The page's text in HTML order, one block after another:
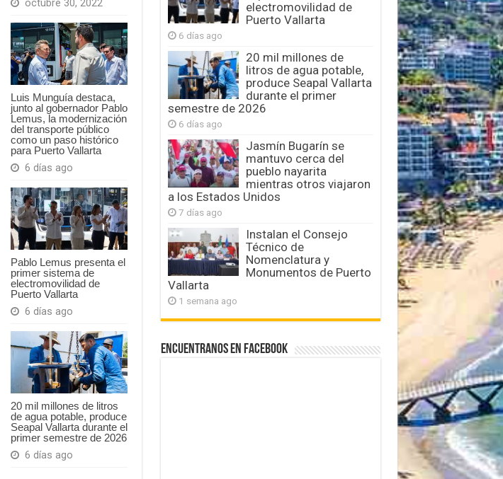
octubre 30, 2022
Luis Munguía destaca,
junto al gobernador Pablo
Lemus, la modernización
del transporte público
como un paso histórico
para Puerto Vallarta
6 días ago
Pablo Lemus presenta el
primer sistema de
electromovilidad de
Puerto Vallarta
6 días ago
20 mil millones de litros
de agua potable, produce
Seapal Vallarta durante el
primer semestre de 2026
6 días ago
electromovilidad de
Puerto Vallarta
6 días ago
20 mil millones de
litros de agua potable,
produce Seapal Vallarta
durante el primer
semestre de 2026
6 días ago
Jasmín Bugarín se
mantuvo cerca del
pueblo nayarita
mientras otros viajaron
a los Estados Unidos
7 días ago
Instalan el Consejo
Técnico de
Nomenclatura y
Monumentos de Puerto
Vallarta
1 semana ago
Encuentranos en Facebook